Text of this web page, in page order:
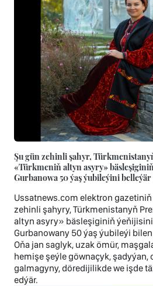
Şu gün zehinli şahyr,
«Türkmeniň altyn asyry»
Gurbanowa 50 ýaş ýubileýini belleýär
Ussatnews.com elektron
zehinli şahyry, Türkmenistanyň
altyn asyry» bäsleşiginiň
Gurbanowany 50 ýaş ýubileýi
Oňa jan saglyk, uzak ömür,
hemişe şeýle göwnaçyk, şadyýan,
galmagyny, döredijilikde we işde
edýär.